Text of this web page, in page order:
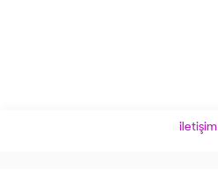
iletişim